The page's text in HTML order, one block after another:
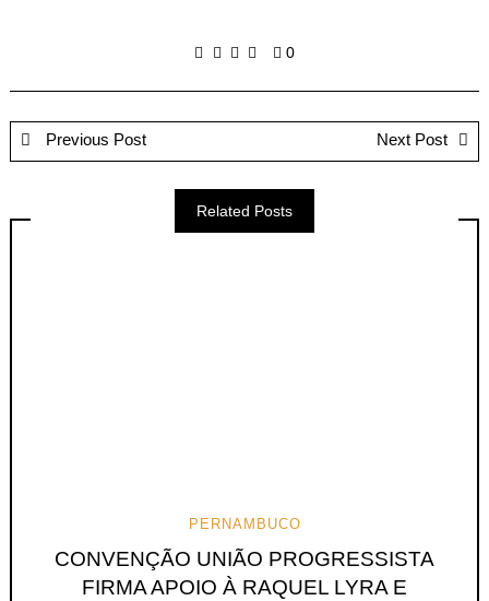
0
Previous Post Next Post
Related Posts
PERNAMBUCO
CONVENÇÃO UNIÃO PROGRESSISTA
FIRMA APOIO À RAQUEL LYRA E